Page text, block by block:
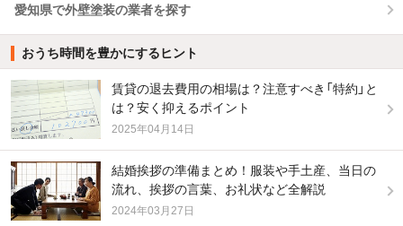
愛知県で外壁塗装の業者を探す
おうち時間を豊かにするヒント
賃貸の退去費用の相場は？注意すべき「特約」と
は？安く抑えるポイント
2025年04月14日
結婚挨拶の準備まとめ！服装や手土産、当日の
流れ、挨拶の言葉、お礼状など全解説
2024年03月27日